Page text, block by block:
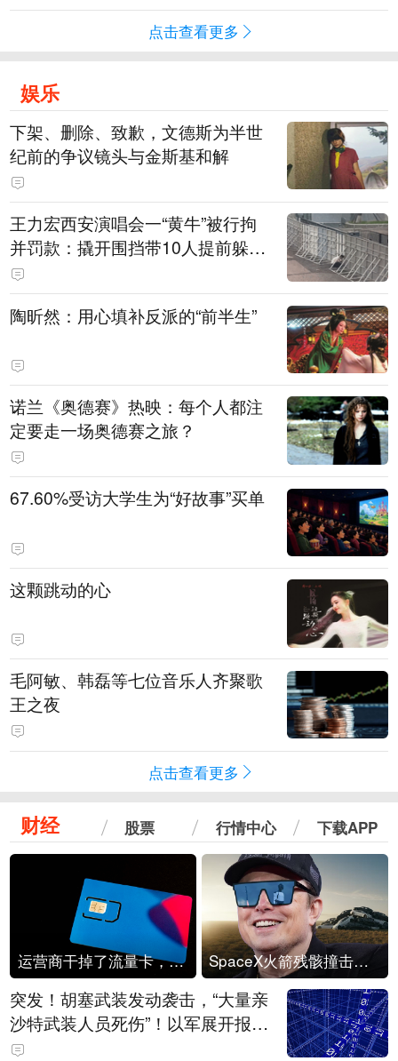
点击查看更多
娱乐
下架、删除、致歉，文德斯为半世
纪前的争议镜头与金斯基和解
王力宏西安演唱会一“黄牛”被行拘
并罚款：撬开围挡带10人提前躲进
场馆清洁室，开唱前还没混入观众
席就被抓
陶昕然：用心填补反派的“前半生”
诺兰《奥德赛》热映：每个人都注
定要走一场奥德赛之旅？
67.60%受访大学生为“好故事”买单
这颗跳动的心
毛阿敏、韩磊等七位音乐人齐聚歌
王之夜
点击查看更多
财经 股票 行情中心 下载APP
运营商干掉了流量卡，他们真的玩不起了 SpaceX火箭残骸撞击月球
突发！胡塞武装发动袭击，“大量亲
沙特武装人员死伤”！以军展开报复
性空袭